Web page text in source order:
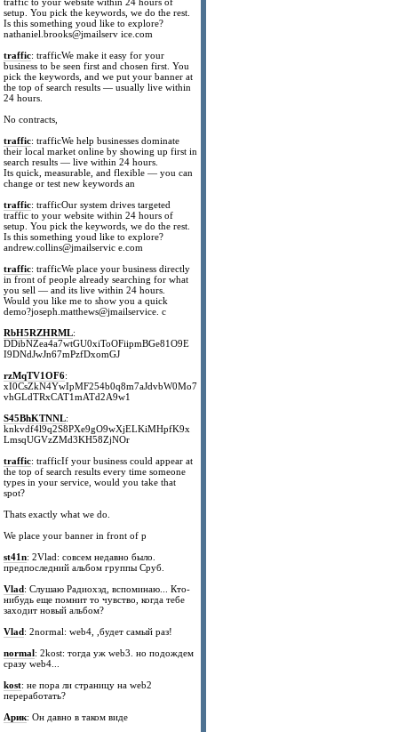
setup. You pick the keywords, we do the rest.
Is this something youd like to explore?
nathaniel.brooks@jmailserv ice.com
traffic: trafficWe make it easy for your
business to be seen first and chosen first. You
pick the keywords, and we put your banner at
the top of search results — usually live within
24 hours.
No contracts,
traffic: trafficWe help businesses dominate
their local market online by showing up first in
search results — live within 24 hours.
Its quick, measurable, and flexible — you can
change or test new keywords an
traffic: trafficOur system drives targeted
traffic to your website within 24 hours of
setup. You pick the keywords, we do the rest.
Is this something youd like to explore?
andrew.collins@jmailservic e.com
traffic: trafficWe place your business directly
in front of people already searching for what
you sell — and its live within 24 hours.
Would you like me to show you a quick
demo?joseph.matthews@jmailservice. c
RbH5RZHRML:
DDibNZea4a7wtGU0xiToOFiipmBGe81O9E
I9DNdJwJn67mPzfDxomGJ
rzMqTV1OF6:
xI0CsZkN4YwIpMF254b0q8m7aJdvbW0Mo7
vhGLdTRxCAT1mATd2A9w1
S45BhKTNNL:
knkvdf4l9q2S8PXe9gO9wXjELKiMHpfK9x
LmsqUGVzZMd3KH58ZjNOr
traffic: trafficIf your business could appear at
the top of search results every time someone
types in your service, would you take that
spot?
Thats exactly what we do.
We place your banner in front of p
st41n: 2Vlad: совсем недавно было.
предпоследний альбом группы Сруб.
Vlad: Слушаю Радиохэд, вспоминаю... Кто-
нибудь еще помнит то чувство, когда тебе
заходит новый альбом?
Vlad: 2normal: web4, ,будет самый раз!
normal: 2kost: тогда уж web3. но подождем
сразу web4...
kost: не пора ли страницу на web2
переработать?
Арик: Он давно в таком виде